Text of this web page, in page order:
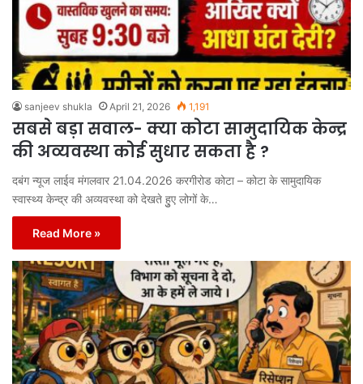
sanjeev shukla April 21, 2026 1,191
सबसे बड़ा सवाल- क्या कोटा सामुदायिक केन्द्र
की अव्यवस्था कोई सुधार सकता है ?
दबंग न्यूज लाईव मंगलवार 21.04.2026 करगीरोड कोटा – कोटा के सामुदायिक
स्वास्थ्य केन्द्र की अव्यवस्था को देखते हुुए लोगों के…
Read More »